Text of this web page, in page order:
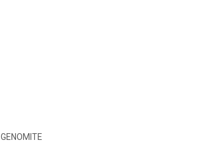
GENOMITE